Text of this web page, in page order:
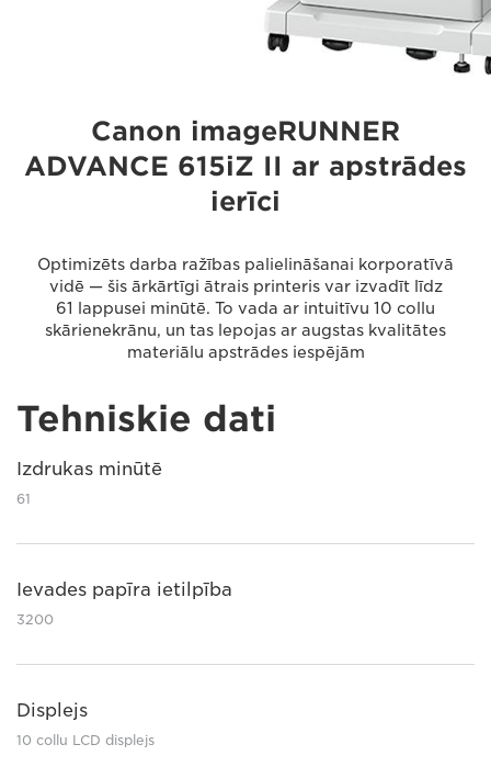
Canon imageRUNNER
ADVANCE 615iZ II ar apstrādes
ierīci
Optimizēts darba ražības palielināšanai korporatīvā
vidē — šis ārkārtīgi ātrais printeris var izvadīt līdz
61 lappusei minūtē. To vada ar intuitīvu 10 collu
skārienekrānu, un tas lepojas ar augstas kvalitātes
materiālu apstrādes iespējām
Tehniskie dati
Izdrukas minūtē
61
Ievades papīra ietilpība
3200
Displejs
10 collu LCD displejs